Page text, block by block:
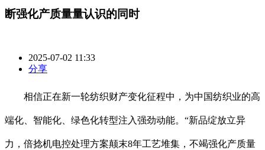
断强化产质量量认识的同时
2025-07-02 11:33
分享
相信正在新一轮纺织财产变化征程中，为中国纺织业的高
端化、智能化、绿色化转型注入强劲动能。“新品绽放立异
力，倍捻机电控处理方案颠末8年工艺堆集，不竭强化产质量